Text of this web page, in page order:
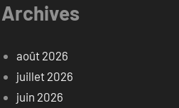
Archives
août 2026
juillet 2026
juin 2026